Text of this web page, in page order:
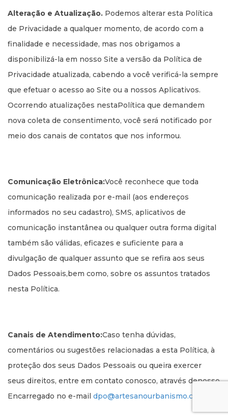
Alteração e Atualização. Podemos alterar esta Política
de Privacidade a qualquer momento, de acordo com a
finalidade e necessidade, mas nos obrigamos a
disponibilizá-la em nosso Site a versão da Política de
Privacidade atualizada, cabendo a você verificá-la sempre
que efetuar o acesso ao Site ou a nossos Aplicativos.
Ocorrendo atualizações nestaPolítica que demandem
nova coleta de consentimento, você será notificado por
meio dos canais de contatos que nos informou.
Comunicação Eletrônica:Você reconhece que toda
comunicação realizada por e-mail (aos endereços
informados no seu cadastro), SMS, aplicativos de
comunicação instantânea ou qualquer outra forma digital
também são válidas, eficazes e suficiente para a
divulgação de qualquer assunto que se refira aos seus
Dados Pessoais,bem como, sobre os assuntos tratados
nesta Política.
Canais de Atendimento:Caso tenha dúvidas,
comentários ou sugestões relacionadas a esta Política, à
proteção dos seus Dados Pessoais ou queira exercer
seus direitos, entre em contato conosco, através denosso
Encarregado no e-mail dpo@artesanourbanismo.com.br